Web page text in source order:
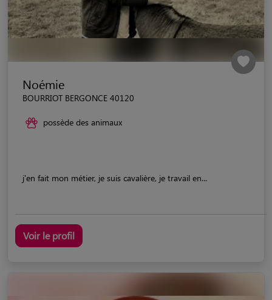
Noémie
BOURRIOT BERGONCE 40120
possède des animaux
j'en fait mon métier, je suis cavalière, je travail en...
Voir le profil